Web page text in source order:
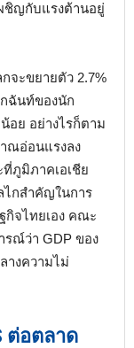
ผชิญกับแรงต้านอยู่
จะขยายตัว 2.7%
กฉันท์ของนัก
อย อย่างไรก็ตาม
ณอ่อนแรงลง
ภูมิภาคเอเชีย
ไกสำคัญในการ
กิจไทยเอง คณะ
รณ์ว่า GDP ของ
างความไม่
ต่อตลาด